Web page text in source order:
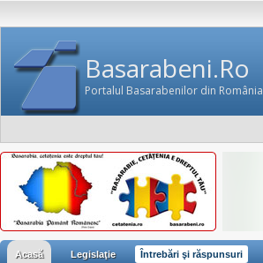
Basarabeni.Ro
Portalul Basarabenilor din România
Acasă Legislaţie Întrebări şi răspunsuri